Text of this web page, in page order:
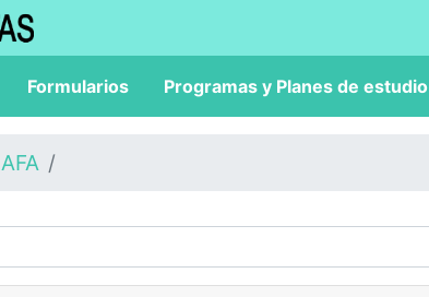
Formularios Programas y Planes de estudio
AFA